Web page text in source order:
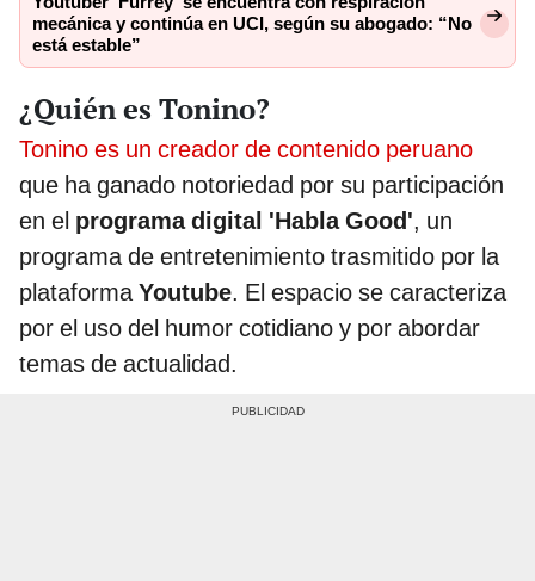
mecánica y continúa en UCI, según su abogado: “No
está estable”
¿Quién es Tonino?
Tonino es un creador de contenido peruano
que ha ganado notoriedad por su participación
en el programa digital 'Habla Good', un
programa de entretenimiento trasmitido por la
plataformaYoutube. El espacio se caracteriza
por el uso del humor cotidiano y por abordar
temas de actualidad.